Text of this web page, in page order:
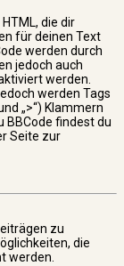
die dir
für deinen Text
werden durch
jedoch auch
werden.
werden Tags
„>“) Klammern
BBCode findest du
Seite zur
zu
die
werden.